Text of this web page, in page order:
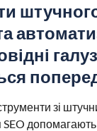
зі
SEO